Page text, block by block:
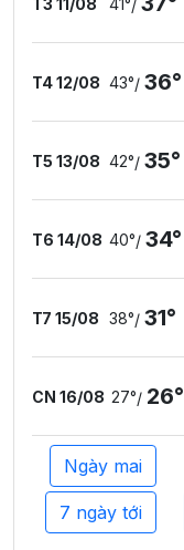
T3 11/08 41°/
T4 12/08 43°/ 36°
T5 13/08 42°/ 35°
T6 14/08 40°/ 34°
T7 15/08 38°/ 31°
CN 16/08 27°/ 26°
Ngày mai
7 ngày tới